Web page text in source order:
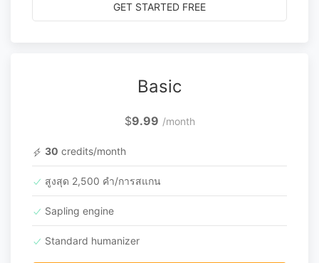
GET STARTED FREE
Basic
$9.99 /month
30 credits/month
สูงสุด 2,500 คำ/การสแกน
Sapling engine
Standard humanizer